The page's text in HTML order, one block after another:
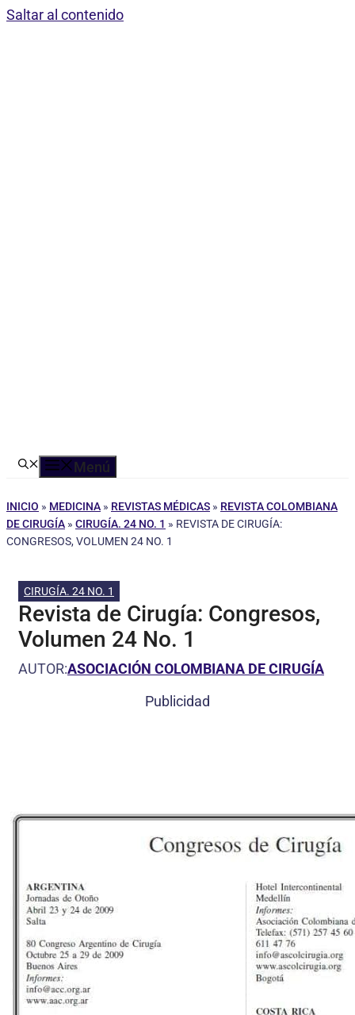
Saltar al contenido
Menú
INICIO » MEDICINA » REVISTAS MÉDICAS » REVISTA COLOMBIANA
DE CIRUGÍA » CIRUGÍA. 24 NO. 1 » REVISTA DE CIRUGÍA:
CONGRESOS, VOLUMEN 24 NO. 1
CIRUGÍA. 24 NO. 1
Revista de Cirugía: Congresos,
Volumen 24 No. 1
AUTOR:ASOCIACIÓN COLOMBIANA DE CIRUGÍA
Publicidad